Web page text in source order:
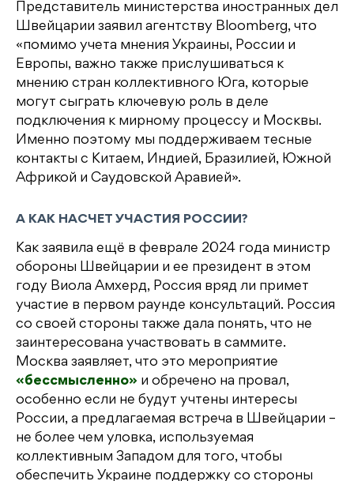
Представитель министерства иностранных дел
Швейцарии заявил агентству Bloomberg, что
«помимо учета мнения Украины, России и
Европы, важно также прислушиваться к
мнению стран коллективного Юга, которые
могут сыграть ключевую роль в деле
подключения к мирному процессу и Москвы.
Именно поэтому мы поддерживаем тесные
контакты с Китаем, Индией, Бразилией, Южной
Африкой и Саудовской Аравией».
А КАК НАСЧЕТ УЧАСТИЯ РОССИИ?
Как заявила ещё в феврале 2024 года министр
обороны Швейцарии и ее президент в этом
году Виола Амхерд, Россия вряд ли примет
участие в первом раунде консультаций. Россия
со своей стороны также дала понять, что не
заинтересована участвовать в саммите.
Москва заявляет, что это мероприятие
«бессмысленно» и обречено на провал,
особенно если не будут учтены интересы
России, а предлагаемая встреча в Швейцарии –
не более чем уловка, используемая
коллективным Западом для того, чтобы
обеспечить Украине поддержку со стороны